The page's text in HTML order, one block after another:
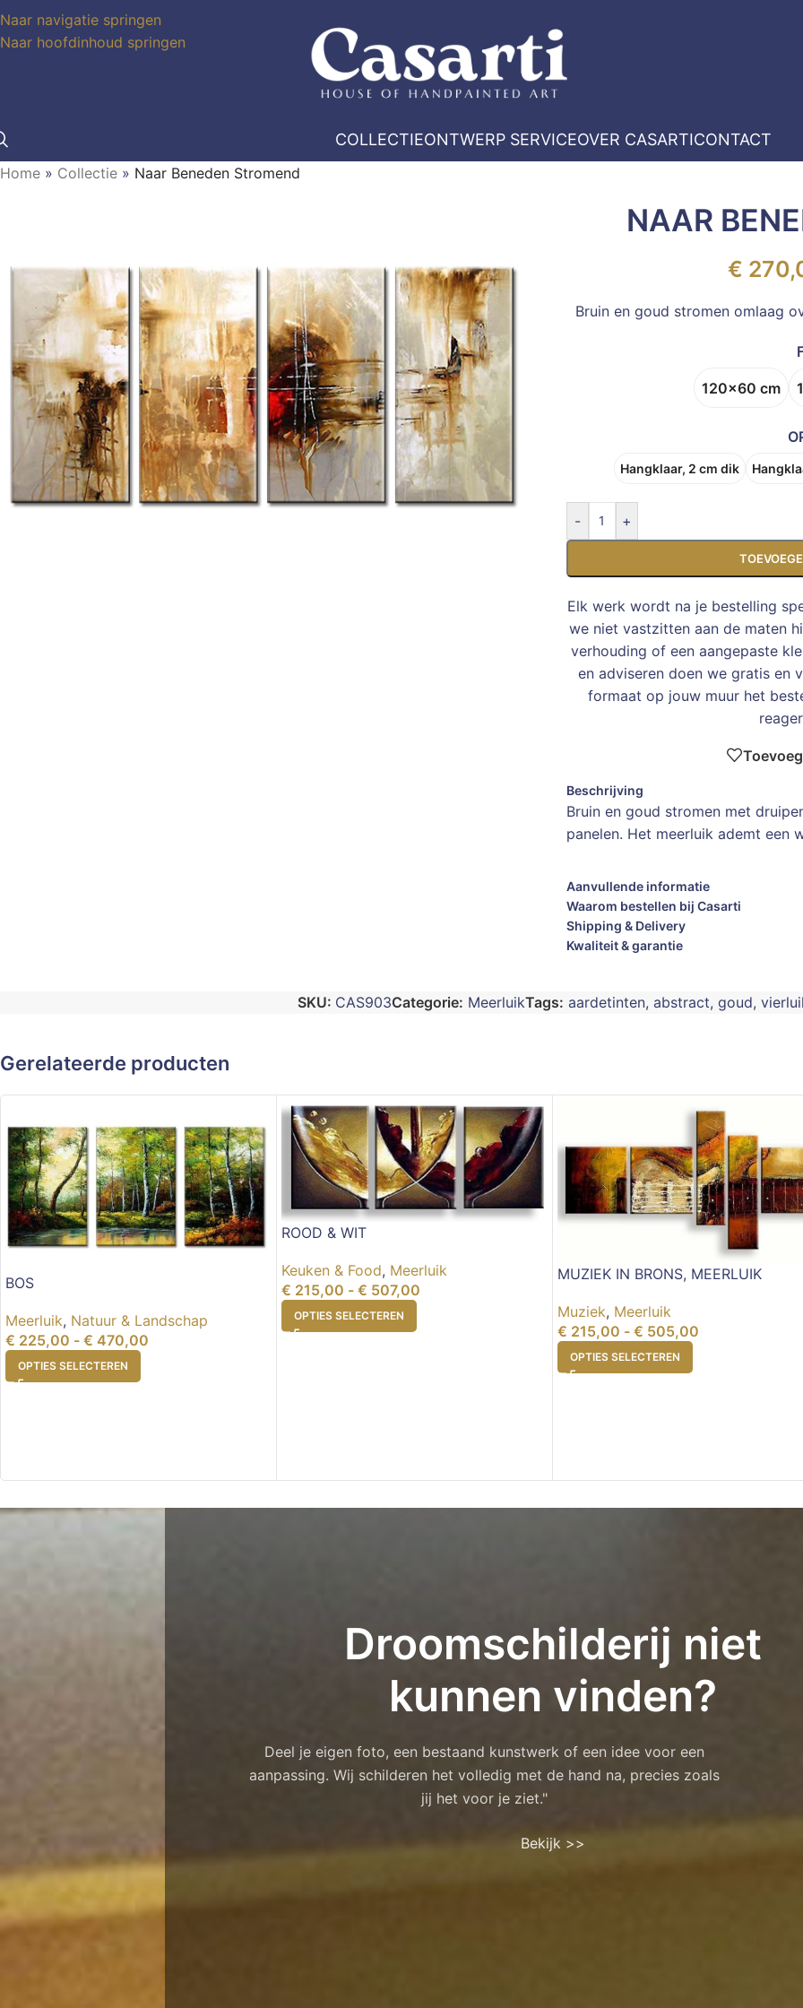
Naar navigatie springen
Naar hoofdinhoud springen
COLLECTIEONTWERP SERVICEOVER CASARTICONTACT
Home » Collectie » Naar Beneden Stromend
NAAR
€
Bruin en goud stromen omlaag
120x60 cm
Hangklaar, 2 cm dik
- +
Elk werk wordt na je bestelling
we niet vastzitten aan de maten
verhouding of een aangepaste
en adviseren doen we gratis en
formaat op jouw muur het
Beschrijving
Bruin en goud stromen met
panelen. Het meerluik ademt een
Aanvullende informatie
Waarom bestellen bij Casarti
Shipping & Delivery
Kwaliteit & garantie
SKU: CAS903Categorie: MeerluikTags: aardetinten, abstract, goud,
Gerelateerde producten
BOS
Meerluik, Natuur & Landschap
€ 225,00 - € 470,00
OPTIES SELECTEREN
ROOD & WIT
Keuken & Food, Meerluik
€ 215,00 - € 507,00
OPTIES SELECTEREN
MUZIEK IN BRONS, MEERLUIK
Muziek, Meerluik
€ 215,00 - € 505,00
OPTIES SELECTEREN
Droomschilderij niet
kunnen vinden?
Deel je eigen foto, een bestaand kunstwerk of een idee voor een
aanpassing. Wij schilderen het volledig met de hand na, precies zoals
jij het voor je ziet."
Bekijk >>